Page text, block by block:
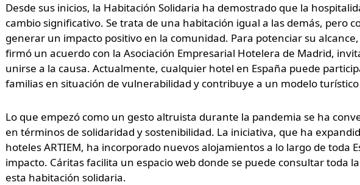
Desde sus inicios, la Habitación Solidaria ha demostrado que la
cambio significativo. Se trata de una habitación igual a las demás, pero
generar un impacto positivo en la comunidad. Para potenciar su
firmó un acuerdo con la Asociación Empresarial Hotelera de Madrid,
unirse a la causa. Actualmente, cualquier hotel en España puede
familias en situación de vulnerabilidad y contribuye a un modelo
Lo que empezó como un gesto altruista durante la pandemia se ha
en términos de solidaridad y sostenibilidad. La iniciativa, que ha
hoteles ARTIEM, ha incorporado nuevos alojamientos a lo largo de toda
impacto. Cáritas facilita un espacio web donde se puede consultar toda
esta habitación solidaria.